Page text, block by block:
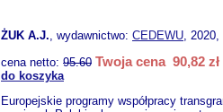
ŻUK A.J., wydawnictwo: CEDEWU, 2020,
cena netto: 95.60 Twoja cena 90,82 zł
do koszyka
Europejskie programy współpracy